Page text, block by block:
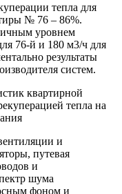
тепла для
№ 76 – 86%.
уровнем
76-й и 180 м3/ч для
результаты
систем.
квартирной
тепла на
и
путевая
и
шума
фоном и